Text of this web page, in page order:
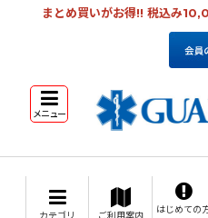
まとめ買いがお得!! 税込み
メニュー
カテゴリ ご利用案内
はじめての